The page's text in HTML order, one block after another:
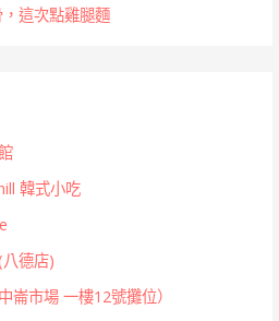
，這次點雞腿麵
韓式小吃
八德店)
崙市場 一樓12號攤位）